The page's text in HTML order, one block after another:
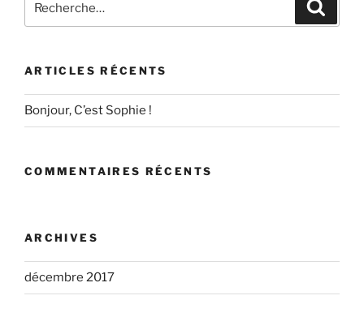
pour
ARTICLES RÉCENTS
Bonjour, C’est Sophie !
COMMENTAIRES RÉCENTS
ARCHIVES
décembre 2017